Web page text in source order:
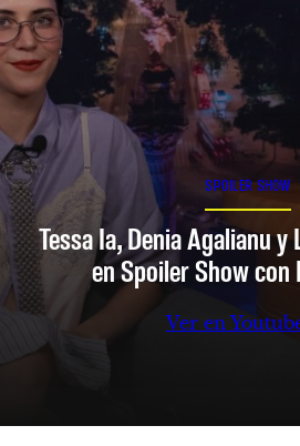
SPOILER SHOW
Tessa Ia, Denia Agalianu
en Spoiler Show con
Ver en